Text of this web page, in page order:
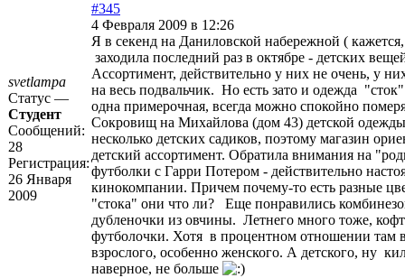
svetlampa
Статус —
Студент
Сообщений:
28
Регистрация:
26 Января
2009
#345
4 Февраля 2009 в 12:26
Я в секенд на Даниловской набережной (
заходила последний раз в октябре - детских
Ассортимент, действительно у них не очень, у
на весь подвальчик. Но есть зато и одежда
одна примерочная, всегда можно спокойно
Сокровищ на Михайлова (дом 43) детской
несколько детских садиков, поэтому магазин
детский ассортимент. Обратила внимания на
футболки с Гарри Потером - действительно
кинокомпании. Причем почему-то есть разные
"стока" они что ли? Еще понравились
дубленочки из овчины. Летнего много тоже,
футболочки. Хотя в процентном отношении там
взрослого, особенно женского. А детского, ну
наверное, не больше